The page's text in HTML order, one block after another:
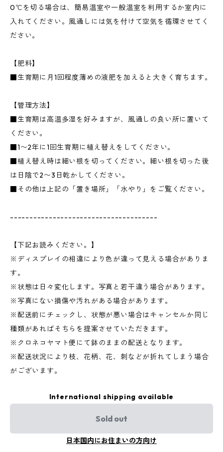
0℃を切る場合は、簡易温室や一般温室を利用するか室内に
入れてください。風通しには気を付けて空気を循環させてく
ださい。
【肥料】
■生育期に月1回程度薄めの液肥を加えると大きく育ちます。
【管理方法】
■生育期は高温多湿を好みますが、風通しの良い所に置いて
ください。
■1〜2年に1回生育期に植え替えをしてください。
■植え替え時は細い根を切ってください。細い根を切った後
は日陰で2〜3日乾かしてください。
■その他は上記の「置き場所」「水やり」をご覧ください。
--------------------------------------
【下記お読みください。】
※ディスプレイの相違により色が違って見える場合がありま
す。
※状態は日々変化します。写真と若干違う場合があります。
※写真にない損傷や汚れがある場合があります。
※配送前にチェックし、状態が悪い場合はキャンセルか同じ
種類があればそちらを提案させていただきます。
※クロネコヤマト便にて鉢のままの配送となります。
※配送状況により枝、花柄、花、刺などが折れてしまう場合
がございます。
International shipping available
Sold out
日本国内にお住まいの方向け